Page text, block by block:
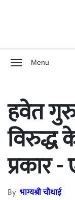
Menu
हवेत
विरुद्ध
प्रकार
By भाग्यश्री चौथाई